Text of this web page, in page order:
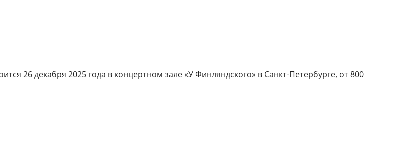
26 декабря 2025 года в концертном зале «У Финляндского» в Санкт-Петербурге, от 800